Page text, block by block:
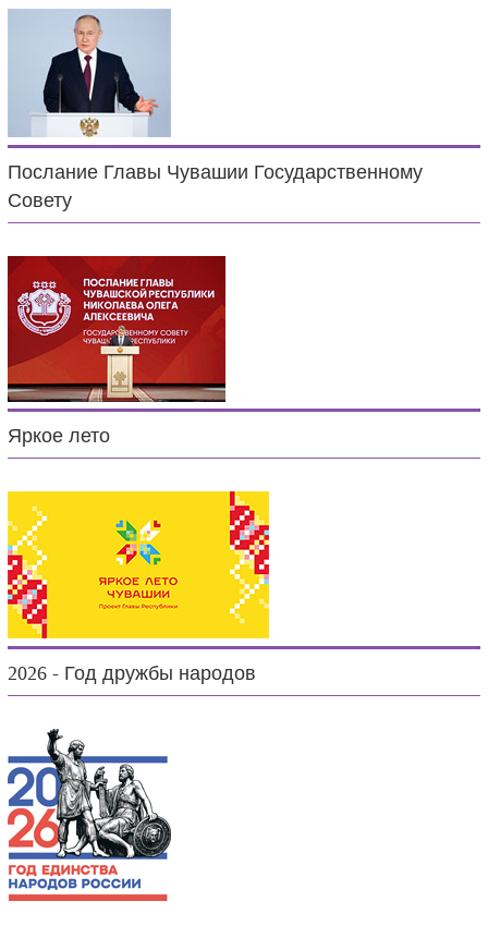
Послание Главы Чувашии Государственному
Совету
Яркое лето
2026 - Год дружбы народов